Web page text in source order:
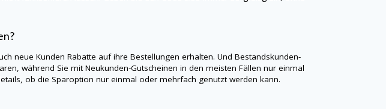
neue Kunden Rabatte auf ihre Bestellungen erhalten. Und Bestandskunden-
während Sie mit Neukunden-Gutscheinen in den meisten Fällen nur einmal
ob die Sparoption nur einmal oder mehrfach genutzt werden kann.